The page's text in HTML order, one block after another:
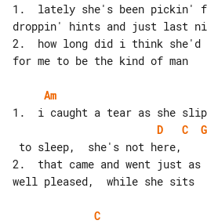
1.  lately she's been pickin'
droppin' hints and just last
2.  how long did i think she'd
for me to be the kind of man
Am
D
C
G
2.  that came and went just as
well pleased,  while she sits
C